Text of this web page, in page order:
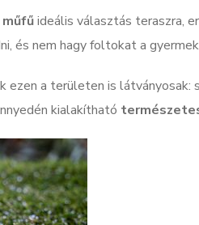
ideális választás teraszra,
és nem hagy foltokat a
ezen a területen is
kialakítható